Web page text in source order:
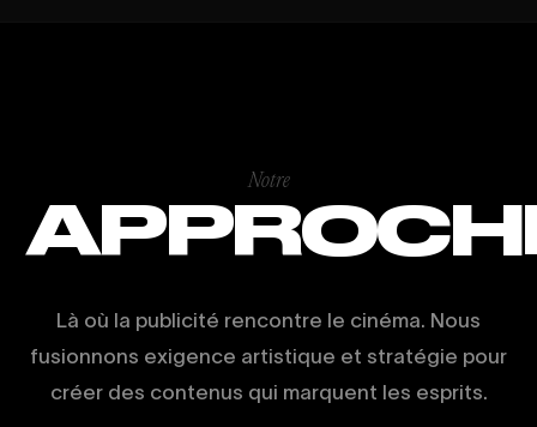
Notre
Là où la publicité rencontre le cinéma. Nous
fusionnons exigence artistique et stratégie pour
créer des contenus qui marquent les esprits.